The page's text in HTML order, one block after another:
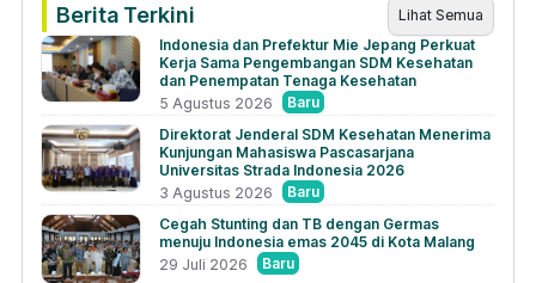
Berita Terkini
Lihat Semua
Indonesia dan Prefektur Mie Jepang Perkuat
Kerja Sama Pengembangan SDM Kesehatan
dan Penempatan Tenaga Kesehatan
5 Agustus 2026
Baru
Direktorat Jenderal SDM Kesehatan Menerima
Kunjungan Mahasiswa Pascasarjana
Universitas Strada Indonesia 2026
3 Agustus 2026
Baru
Cegah Stunting dan TB dengan Germas
menuju Indonesia emas 2045 di Kota Malang
29 Juli 2026
Baru